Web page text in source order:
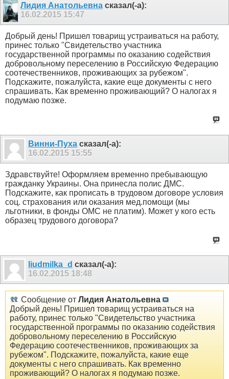
Лидия Анатольевна сказал(-а):
16.02.2015 15:47
Добрый день! Пришел товарищ устраиваться на работу,
принес только "Свидетельство участника
государственной программы по оказанию содействия
добровольному переселению в Российскую Федерацию
соотечественников, проживающих за рубежом".
Подскажите, пожалуйста, какие еще документы с него
спрашивать. Как временно проживающий? О налогах я
подумаю позже.
Винни-Пуха сказал(-а):
16.02.2015 15:55
Здравствуйте! Оформляем временно пребывающую
гражданку Украины. Она принесла полис ДМС.
Подскажите, как прописать в трудовом договоре условия
соц. страхования или оказания мед.помощи (мы
льготники, в фонды ОМС не платим). Может у кого есть
образец трудового договора?
liudmilka_d сказал(-а):
16.02.2015 18:48
Сообщение от Лидия Анатольевна
Добрый день! Пришел товарищ устраиваться на
работу, принес только "Свидетельство участника
государственной программы по оказанию содействия
добровольному переселению в Российскую
Федерацию соотечественников, проживающих за
рубежом". Подскажите, пожалуйста, какие еще
документы с него спрашивать. Как временно
проживающий? О налогах я подумаю позже.